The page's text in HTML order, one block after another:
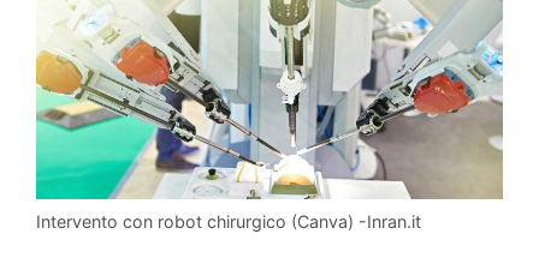
Intervento con robot chirurgico (Canva) -Inran.it